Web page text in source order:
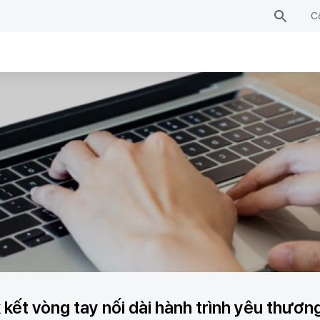
vòng tay nối dài hành trình yêu